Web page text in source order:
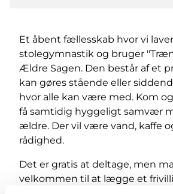
Et åbent fællesskab hvor vi laver
stolegymnastik og bruger
Ældre Sagen. Den består af et
kan gøres stående eller
hvor alle kan være med. Kom
få samtidig hyggeligt samvær
ældre. Der vil være vand, kaffe
rådighed.
Det er gratis at deltage, men
velkommen til at lægge et